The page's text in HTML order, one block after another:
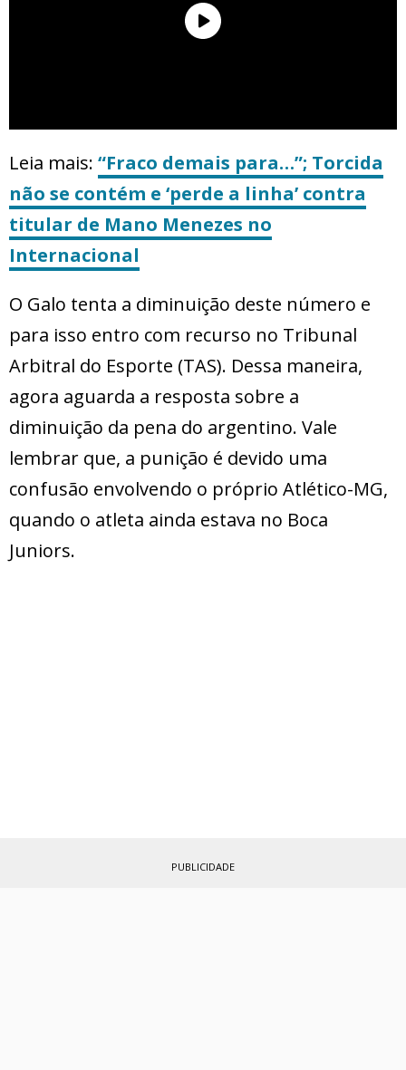
Leia mais: “Fraco demais para…”; Torcida
não se contém e ‘perde a linha’ contra
titular de Mano Menezes no
Internacional
O Galo tenta a diminuição deste número e
para isso entro com recurso no Tribunal
Arbitral do Esporte (TAS). Dessa maneira,
agora aguarda a resposta sobre a
diminuição da pena do argentino. Vale
lembrar que, a punição é devido uma
confusão envolvendo o próprio Atlético-MG,
quando o atleta ainda estava no Boca
Juniors.
PUBLICIDADE